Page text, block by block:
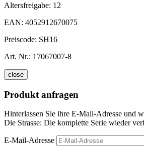
Altersfreigabe: 12
EAN: 4052912670075
Preiscode: SH16
Art. Nr.: 17067007-8
close
Produkt anfragen
Hinterlassen Sie ihre E-Mail-Adresse und
Die Strasse: Die komplette Serie wieder
E-Mail-Adresse